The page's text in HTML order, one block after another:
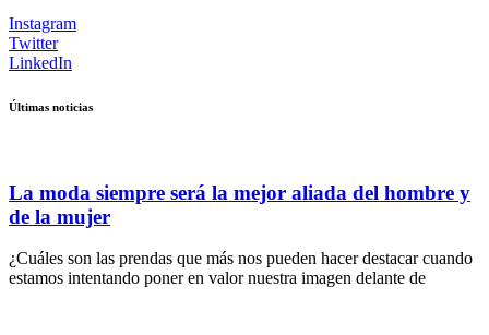
Instagram
Twitter
LinkedIn
Últimas noticias
La moda siempre será la mejor aliada del hombre y
de la mujer
¿Cuáles son las prendas que más nos pueden hacer destacar cuando
estamos intentando poner en valor nuestra imagen delante de